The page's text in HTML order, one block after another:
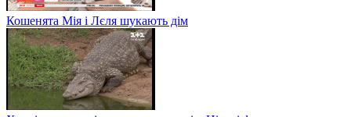
Кошенята Мія і Лєля шукають дім